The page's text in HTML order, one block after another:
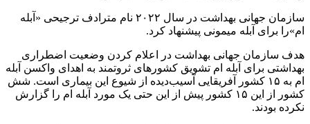
سازمان جهانی بهداشت در سال ۲۰۲۲ نام مترادف ترجیحی «آبله
ام»را برای آبله میمونی پیشنهاد کرد.
هدف سازمان جهانی بهداشت در اعلام کردن وضعیت اضطراری
بهداشتی برای آبله ام تشویق کشورهای ثروتمند به اهدای واکسن آبله
ام به ۱۵ کشور آفریقایی آسیب‌دیده از شیوع این بیماری است. شش
کشور از این ۱۵ کشور پیش از این حتی یک مورد آبله ام را گزارش
نکرده بودند.